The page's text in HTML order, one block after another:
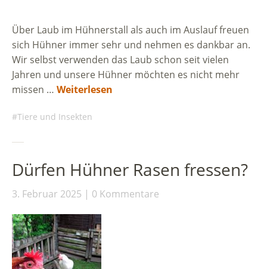
Über Laub im Hühnerstall als auch im Auslauf freuen
sich Hühner immer sehr und nehmen es dankbar an.
Wir selbst verwenden das Laub schon seit vielen
Jahren und unsere Hühner möchten es nicht mehr
missen … Weiterlesen
Tiere und Insekten
Dürfen Hühner Rasen fressen?
3. Februar 2025 0 Kommentare